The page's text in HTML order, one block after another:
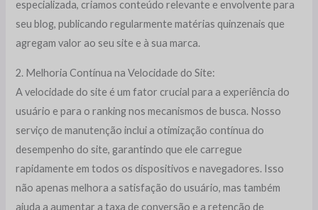
especializada, criamos conteúdo relevante e envolvente para
seu blog, publicando regularmente matérias quinzenais que
agregam valor ao seu site e à sua marca.
2. Melhoria Contínua na Velocidade do Site:
A velocidade do site é um fator crucial para a experiência do
usuário e para o ranking nos mecanismos de busca. Nosso
serviço de manutenção inclui a otimização contínua do
desempenho do site, garantindo que ele carregue
rapidamente em todos os dispositivos e navegadores. Isso
não apenas melhora a satisfação do usuário, mas também
ajuda a aumentar a taxa de conversão e a retenção de